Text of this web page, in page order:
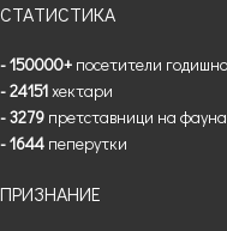
СТАТИСТИКА
- 150000+ посетители годишно
- 24151хектари
- 3279 претставници на
- 1644 пеперутки
ПРИЗНАНИЕ